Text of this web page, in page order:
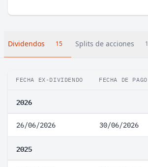
Dividendos 15 Splits de acciones 1
FECHA EX-DIVIDENDO FECHA DE PAGO
2026
26/06/2026 30/06/2026
2025